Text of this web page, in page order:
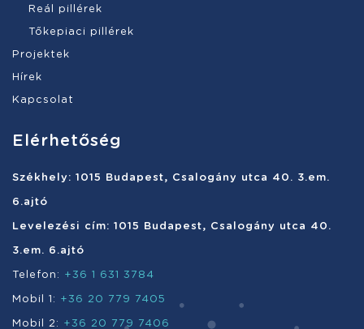
Reál pillérek
Tőkepiaci pillérek
Projektek
Hírek
Kapcsolat
Elérhetőség
Székhely: 1015 Budapest, Csalogány utca 40. 3.em.
6.ajtó
Levelezési cím: 1015 Budapest, Csalogány utca 40.
3.em. 6.ajtó
Telefon: +36 1 631 3784
Mobil 1: +36 20 779 7405
Mobil 2: +36 20 779 7406